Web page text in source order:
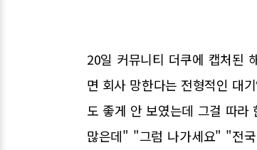
20일 커뮤니티 더쿠에 캡처된
면 회사 망한다는 전형적인 대
도 좋게 안 보였는데 그걸 따
많은데" "그럼 나가세요" "전